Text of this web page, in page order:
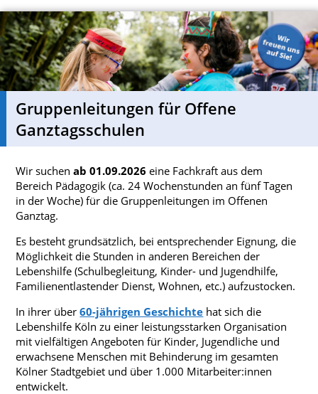
Gruppenleitungen für Offene
Ganztagsschulen
Wir suchenab 01.09.2026 eine Fachkraft aus dem
Bereich Pädagogik (ca. 24 Wochenstunden an fünf Tagen
in der Woche) für die Gruppenleitungen im Offenen
Ganztag.
Es besteht grundsätzlich, bei entsprechender Eignung, die
Möglichkeit die Stunden in anderen Bereichen der
Lebenshilfe (Schulbegleitung, Kinder- und Jugendhilfe,
Familienentlastender Dienst, Wohnen, etc.) aufzustocken.
In ihrer über60-jährigen Geschichte hat sich die
Lebenshilfe Köln zu einer leistungsstarken Organisation
mit vielfältigen Angeboten für Kinder, Jugendliche und
erwachsene Menschen mit Behinderung im gesamten
Kölner Stadtgebiet und über 1.000 Mitarbeiter:innen
entwickelt.